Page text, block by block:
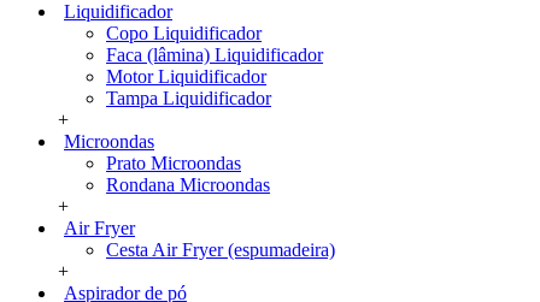
Liquidificador
Copo Liquidificador
Faca (lâmina) Liquidificador
Motor Liquidificador
Tampa Liquidificador
+
Microondas
Prato Microondas
Rondana Microondas
+
Air Fryer
Cesta Air Fryer (espumadeira)
+
Aspirador de pó